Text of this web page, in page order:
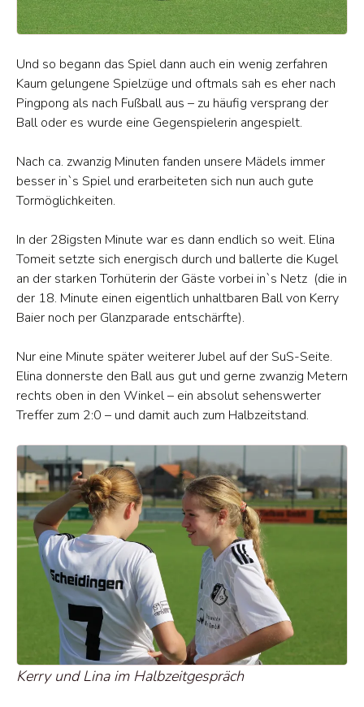
Und so begann das Spiel dann auch ein wenig zerfahren
Kaum gelungene Spielzüge und oftmals sah es eher nach
Pingpong als nach Fußball aus – zu häufig versprang der
Ball oder es wurde eine Gegenspielerin angespielt.
Nach ca. zwanzig Minuten fanden unsere Mädels immer
besser in`s Spiel und erarbeiteten sich nun auch gute
Tormöglichkeiten.
In der 28igsten Minute war es dann endlich so weit. Elina
Tomeit setzte sich energisch durch und ballerte die Kugel
an der starken Torhüterin der Gäste vorbei in`s Netz (die in
der 18. Minute einen eigentlich unhaltbaren Ball von Kerry
Baier noch per Glanzparade entschärfte).
Nur eine Minute später weiterer Jubel auf der SuS-Seite.
Elina donnerste den Ball aus gut und gerne zwanzig Metern
rechts oben in den Winkel – ein absolut sehenswerter
Treffer zum 2:0 – und damit auch zum Halbzeitstand.
Kerry und Lina im Halbzeitgespräch